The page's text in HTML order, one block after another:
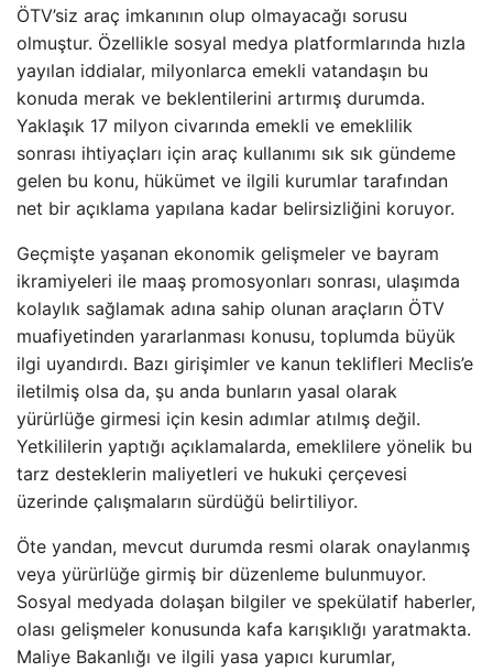
ÖTV’siz araç imkanının olup olmayacağı sorusu
olmuştur. Özellikle sosyal medya platformlarında hızla
yayılan iddialar, milyonlarca emekli vatandaşın bu
konuda merak ve beklentilerini artırmış durumda.
Yaklaşık 17 milyon civarında emekli ve emeklilik
sonrası ihtiyaçları için araç kullanımı sık sık gündeme
gelen bu konu, hükümet ve ilgili kurumlar tarafından
net bir açıklama yapılana kadar belirsizliğini koruyor.
Geçmişte yaşanan ekonomik gelişmeler ve bayram
ikramiyeleri ile maaş promosyonları sonrası, ulaşımda
kolaylık sağlamak adına sahip olunan araçların ÖTV
muafiyetinden yararlanması konusu, toplumda büyük
ilgi uyandırdı. Bazı girişimler ve kanun teklifleri Meclis’e
iletilmiş olsa da, şu anda bunların yasal olarak
yürürlüğe girmesi için kesin adımlar atılmış değil.
Yetkililerin yaptığı açıklamalarda, emeklilere yönelik bu
tarz desteklerin maliyetleri ve hukuki çerçevesi
üzerinde çalışmaların sürdüğü belirtiliyor.
Öte yandan, mevcut durumda resmi olarak onaylanmış
veya yürürlüğe girmiş bir düzenleme bulunmuyor.
Sosyal medyada dolaşan bilgiler ve spekülatif haberler,
olası gelişmeler konusunda kafa karışıklığı yaratmakta.
Maliye Bakanlığı ve ilgili yasa yapıcı kurumlar,